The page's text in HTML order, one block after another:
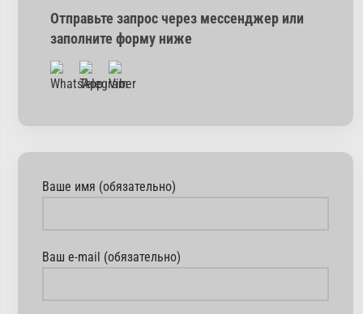
Отправьте запрос через мессенджер или
заполните форму ниже
Ваше имя (обязательно)
Ваш e-mail (обязательно)